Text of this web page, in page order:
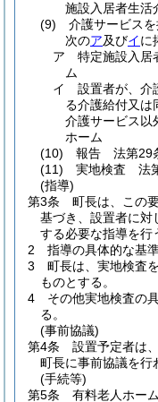
施設入居者生活
(9)
介護サービス
次のア及びイに
ア
特定施設入居
ム
イ
設置者が、介
る介護給付又は
介護サービス以
ホーム
(10)
報告 法第29
(11)
実地検査 法
(指導)
第3条
町長は、この
基づき、設置者に対
する必要な指導を行
2
指導の具体的な基
3
町長は、実地検査
ものとする。
4
その他実地検査の
る。
(事前協議)
第4条
設置予定者は
町長に事前協議を行
(手続等)
第5条
有料老人ホー